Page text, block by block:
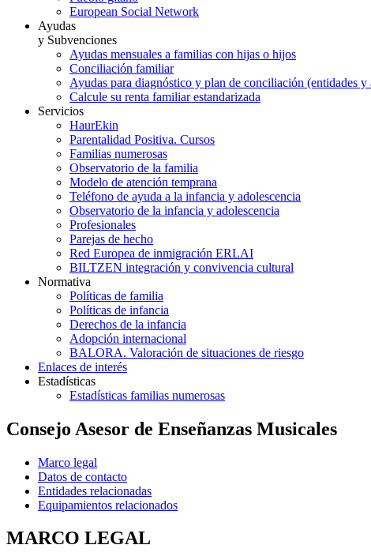
European Social Network
Ayudas
y Subvenciones
Ayudas mensuales a familias con hijas o hijos
Conciliación familiar
Ayudas para diagnóstico y plan de conciliación (entidades y
Calcule su renta familiar estandarizada
Servicios
HaurEkin
Parentalidad Positiva. Cursos
Familias numerosas
Observatorio de la familia
Modelo de atención temprana
Teléfono de ayuda a la infancia y adolescencia
Observatorio de la infancia y adolescencia
Profesionales
Parejas de hecho
Red Europea de inmigración ERLAI
BILTZEN integración y convivencia cultural
Normativa
Políticas de familia
Políticas de infancia
Derechos de la infancia
Adopción internacional
BALORA. Valoración de situaciones de riesgo
Enlaces de interés
Estadísticas
Estadísticas familias numerosas
Consejo Asesor de Enseñanzas Musicales
Marco legal
Datos de contacto
Entidades relacionadas
Equipamientos relacionados
MARCO LEGAL